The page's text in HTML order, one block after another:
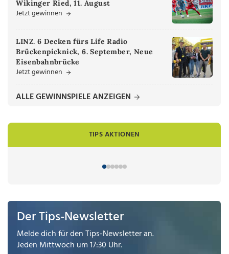
Wikinger Ried, 11. August
Jetzt gewinnen
LINZ. 6 Decken fürs Life Radio
Brückenpicknick, 6. September, Neue
Eisenbahnbrücke
Jetzt gewinnen
ALLE GEWINNSPIELE ANZEIGEN
TIPS AKTIONEN
Der Tips-Newsletter
Melde dich für den Tips-Newsletter an.
Jeden Mittwoch um 17:30 Uhr.